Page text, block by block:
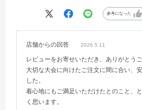
参考になった
店舗からの回答 2026.5.11
レビューをお寄せいただき、ありがとうご
大切な大会に向けたご注文に間に合い、
した。
着心地にもご満足いただけたとのこと、
く思います。